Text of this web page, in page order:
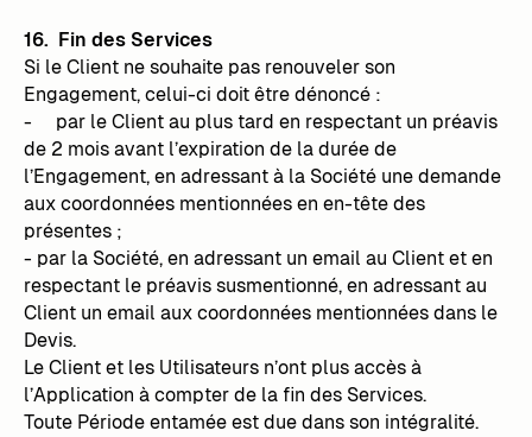
16. Fin des Services
Si le Client ne souhaite pas renouveler son
Engagement, celui-ci doit être dénoncé :
- par le Client au plus tard en respectant un préavis
de 2 mois avant l’expiration de la durée de
l’Engagement, en adressant à la Société une demande
aux coordonnées mentionnées en en-tête des
présentes ;
- par la Société, en adressant un email au Client et en
respectant le préavis susmentionné, en adressant au
Client un email aux coordonnées mentionnées dans le
Devis.
Le Client et les Utilisateurs n’ont plus accès à
l’Application à compter de la fin des Services.
Toute Période entamée est due dans son intégralité.